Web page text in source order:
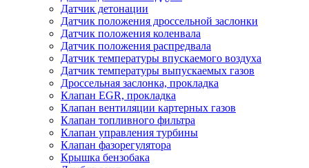
Датчик детонации
Датчик положения дроссельной заслонки
Датчик положения коленвала
Датчик положения распредвала
Датчик температуры впускаемого воздуха
Датчик температуры выпускаемых газов
Дроссельная заслонка, прокладка
Клапан EGR, прокладка
Клапан вентиляции картерных газов
Клапан топливного фильтра
Клапан управления турбины
Клапан фазорегулятора
Крышка бензобака